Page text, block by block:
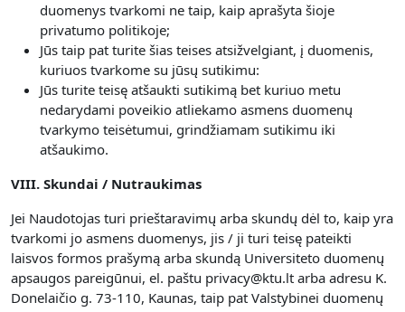
duomenys tvarkomi ne taip, kaip aprašyta šioje
privatumo politikoje;
Jūs taip pat turite šias teises atsižvelgiant, į duomenis,
kuriuos tvarkome su jūsų sutikimu:
Jūs turite teisę atšaukti sutikimą bet kuriuo metu
nedarydami poveikio atliekamo asmens duomenų
tvarkymo teisėtumui, grindžiamam sutikimu iki
atšaukimo.
VIII. Skundai / Nutraukimas
Jei Naudotojas turi prieštaravimų arba skundų dėl to, kaip yra
tvarkomi jo asmens duomenys, jis / ji turi teisę pateikti
laisvos formos prašymą arba skundą Universiteto duomenų
apsaugos pareigūnui, el. paštu privacy@ktu.lt arba adresu K.
Donelaičio g. 73-110, Kaunas, taip pat Valstybinei duomenų